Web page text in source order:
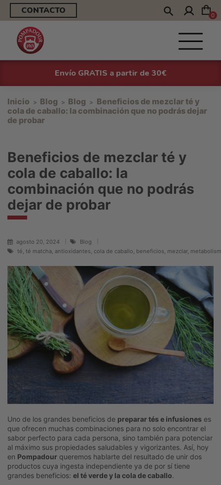
CONTACTO 0
Envío GRATIS a partir de 30€
Inicio Blog Blog
Beneficios de mezclar té y
cola de caballo: la combinación que no podrás dejar
de probar
Beneficios de mezclar té y
cola de caballo: la
combinación que no podrás
dejar de probar
agosto 20, 2024
Blog
té, té matcha, antioxidantes, cola de caballo, beneficios, mezclar,
Uno de los grandes beneficios de preparar tés e infusiones es
que ofrecen muchas combinaciones para no solo encontrar el
sabor perfecto para cada persona, sino también para potenciar
al máximo sus propiedades saludables y vigorizantes. Así, hoy
en Pompadour queremos hablarte del resultado de unir dos
productos cuya ingesta independiente ya de por sí tiene
grandes beneficios: el té verde y la cola de caballo.